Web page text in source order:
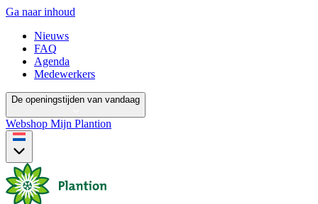
Ga naar inhoud
Nieuws
FAQ
Agenda
Medewerkers
De openingstijden van vandaag
Webshop Mijn Plantion